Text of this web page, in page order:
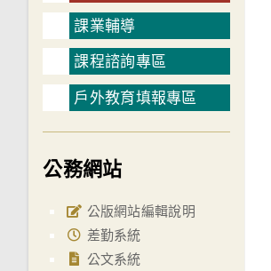
課業輔導
課程諮詢專區
戶外教育填報專區
公務網站
公版網站編輯說明
差勤系統
公文系統